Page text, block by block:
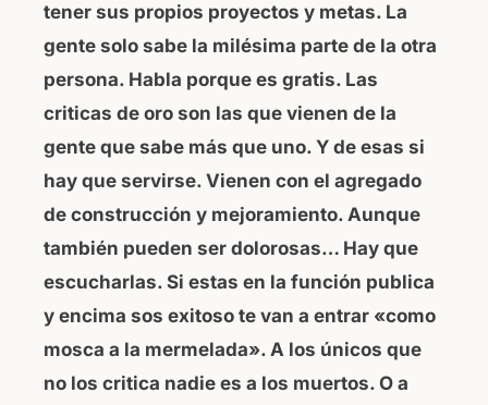
tener sus propios proyectos y metas. La
gente solo sabe la milésima parte de la otra
persona. Habla porque es gratis. Las
criticas de oro son las que vienen de la
gente que sabe más que uno. Y de esas si
hay que servirse. Vienen con el agregado
de construcción y mejoramiento. Aunque
también pueden ser dolorosas… Hay que
escucharlas. Si estas en la función publica
y encima sos exitoso te van a entrar «como
mosca a la mermelada». A los únicos que
no los critica nadie es a los muertos. O a